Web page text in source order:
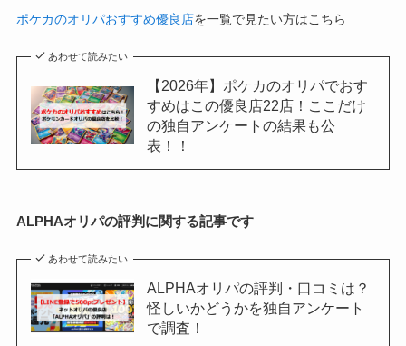
ポケカのオリパおすすめ優良店を一覧で見たい方はこちら
あわせて読みたい
【2026年】ポケカのオリパでおす
すめはこの優良店22店！ここだけ
の独自アンケートの結果も公
表！！
ALPHAオリパの評判に関する記事です
あわせて読みたい
ALPHAオリパの評判・口コミは？
怪しいかどうかを独自アンケート
で調査！